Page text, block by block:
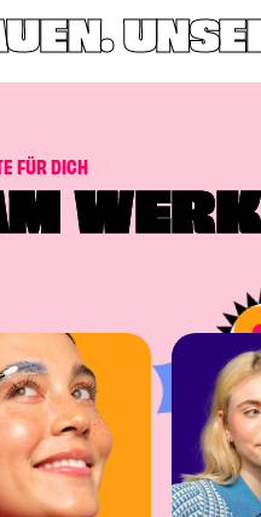
EFÜRDICH
WERK